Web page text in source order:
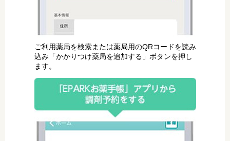
ご利用薬局を検索または薬局用のQRコードを読み
込み「かかりつけ薬局を追加する」ボタンを押し
ます。